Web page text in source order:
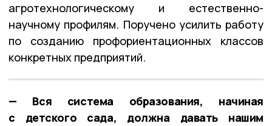
агротехнологическому и естественно-
научному профилям. Поручено усилить работу
по созданию профориентационных классов
конкретных предприятий.
— Вся система образования, начиная
с детского сада, должна давать нашим